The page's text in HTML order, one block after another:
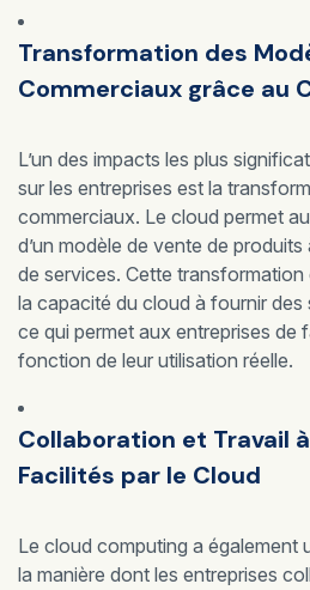
Transformation des
Commerciaux grâce au
L’un des impacts les plus
sur les entreprises est la
commerciaux. Le cloud permet
d’un modèle de vente de
de services. Cette
la capacité du cloud à fournir des
ce qui permet aux entreprises de
fonction de leur utilisation réelle.
Collaboration et Travail
Facilités par le Cloud
Le cloud computing a également
la manière dont les entreprises